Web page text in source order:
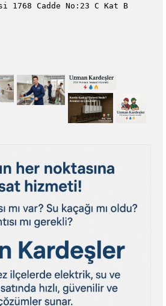
1768 Cadde No:23 C Kat B